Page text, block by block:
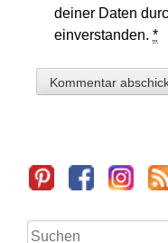
deiner Daten
einverstanden.*
Sidebar
Suchen